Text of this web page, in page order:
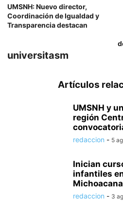
UMSNH: Nuevo director,
Coordinación de Igualdad y
Transparencia destacan
universitasm
Artículos
UMSNH y
región
redaccion - 5
Inician
infantiles
Michoacana
redaccion - 3